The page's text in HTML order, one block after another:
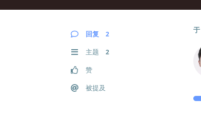
回复 2
主题 2
赞
被提及
于